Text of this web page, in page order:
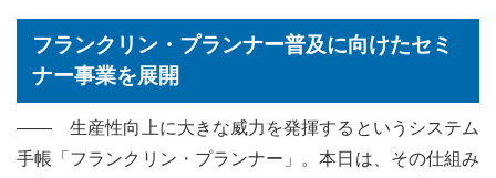
フランクリン・プランナー普及に向けたセミ
ナー事業を展開
―― 生産性向上に大きな威力を発揮するというシステム
手帳「フランクリン・プランナー」。本日は、その仕組み